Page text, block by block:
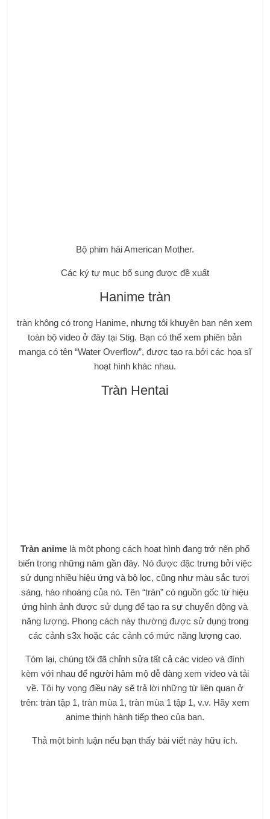
Bộ phim hài American Mother.
Các ký tự mục bổ sung được đề xuất
Hanime tràn
tràn không có trong Hanime, nhưng tôi khuyên bạn nên xem
toàn bộ video ở đây tại Stig. Bạn có thể xem phiên bản
manga có tên “Water Overflow”, được tạo ra bởi các họa sĩ
hoạt hình khác nhau.
Tràn Hentai
Tràn animelà một phong cách hoạt hình đang trở nên phổ
biến trong những năm gần đây. Nó được đặc trưng bởi việc
sử dụng nhiều hiệu ứng và bộ lọc, cũng như màu sắc tươi
sáng, hào nhoáng của nó. Tên “tràn” có nguồn gốc từ hiệu
ứng hình ảnh được sử dụng để tạo ra sự chuyển động và
năng lượng. Phong cách này thường được sử dụng trong
các cảnh s3x hoặc các cảnh có mức năng lượng cao.
Tóm lại, chúng tôi đã chỉnh sửa tất cả các video và đính
kèm với nhau để người hâm mộ dễ dàng xem video và tải
về. Tôi hy vọng điều này sẽ trả lời những từ liên quan ở
trên: tràn tập 1, tràn mùa 1, tràn mùa 1 tập 1, v.v. Hãy xem
anime thịnh hành tiếp theo của bạn.
Thả một bình luận nếu bạn thấy bài viết này hữu ích.